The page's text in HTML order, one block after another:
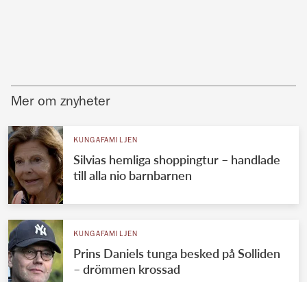
Mer om znyheter
KUNGAFAMILJEN
Silvias hemliga shoppingtur – handlade
till alla nio barnbarnen
KUNGAFAMILJEN
Prins Daniels tunga besked på Solliden
– drömmen krossad